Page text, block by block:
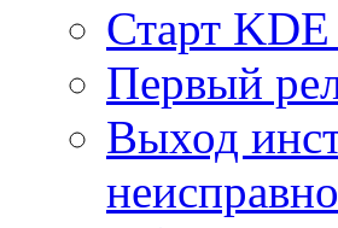
Старт
Первый
Выход